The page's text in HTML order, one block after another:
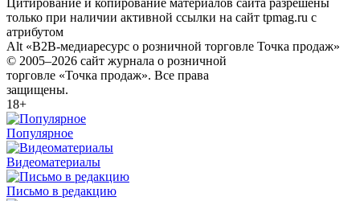
только при наличии активной ссылки на сайт tpmag.ru с
атрибутом
Alt «B2B-медиаресурс о розничной торговле Точка продаж»
© 2005–2026 сайт журнала о розничной
торговле «Точка продаж». Все права
защищены.
18+
Популярное
Видеоматериалы
Письмо в редакцию